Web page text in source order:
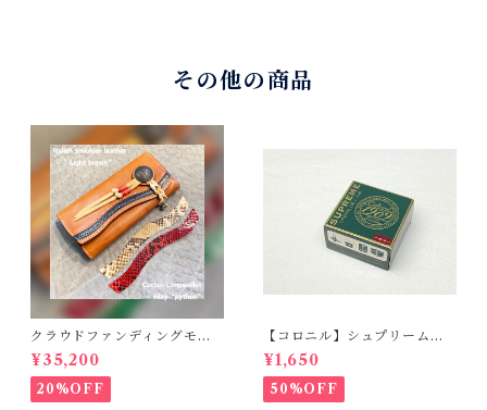
その他の商品
クラウドファンディングモデ
ル！Cactus・カクタス ロン
グウォレット（CWBL-03）
インレイ・パイソン × イタリ
アンショルダーレザー コン
¥35,200
20%OFF
【コロニル】シュプリームク
リームDX バーガンディ
¥1,650
50%OFF